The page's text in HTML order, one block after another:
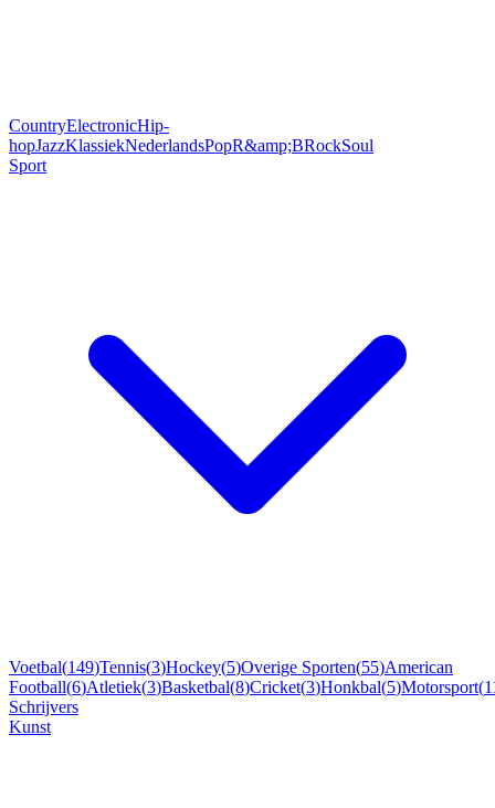
CountryElectronicHip-
hopJazzKlassiekNederlandsPopR&amp;BRockSoul
Sport
Voetbal(149)Tennis(3)Hockey(5)Overige Sporten(55)American
Football(6)Atletiek(3)Basketbal(8)Cricket(3)Honkbal(5)Motorsport(
Schrijvers
Kunst